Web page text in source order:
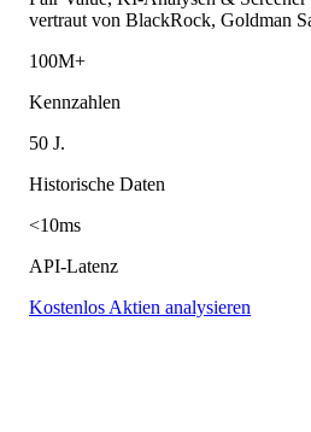
vertraut von BlackRock, Goldman
100M+
Kennzahlen
50 J.
Historische Daten
<10ms
API-Latenz
Kostenlos Aktien analysieren